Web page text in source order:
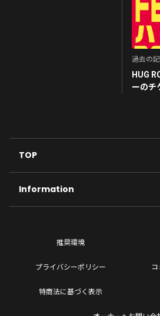
過去の
HUG
ーのチ
TOP
Information
推奨環境
プライバシーポリシー コ
特商法に基づく表示